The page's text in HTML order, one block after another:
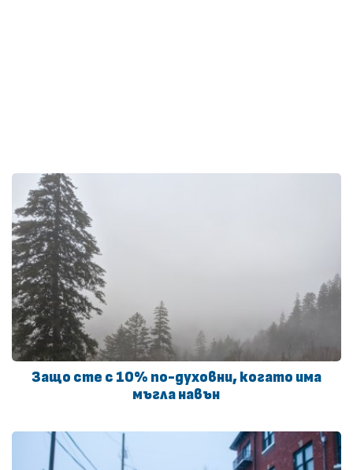
Защо сте с 10% по-духовни, когато има
мъгла навън